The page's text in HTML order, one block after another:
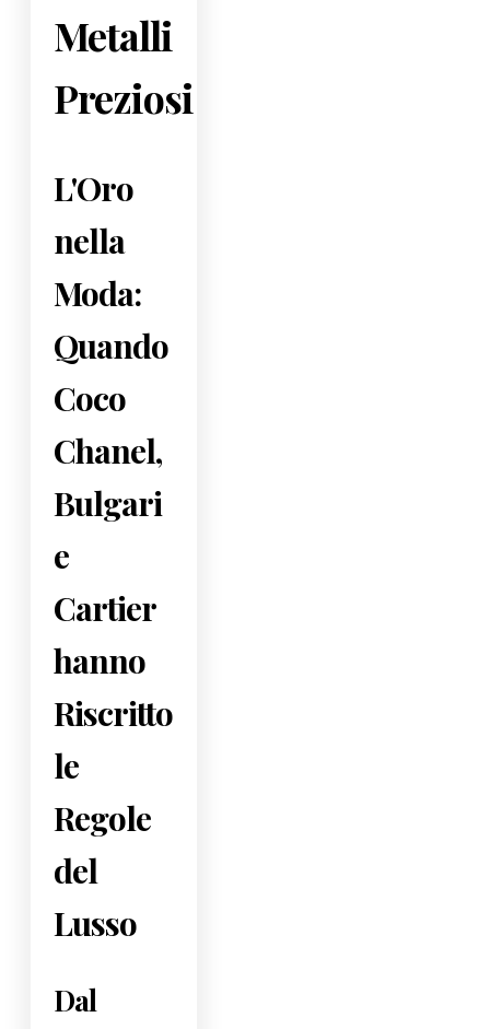
Metalli
Preziosi
L'Oro
nella
Moda:
Quando
Coco
Chanel,
Bulgari
e
Cartier
hanno
Riscritto
le
Regole
del
Lusso
Dal